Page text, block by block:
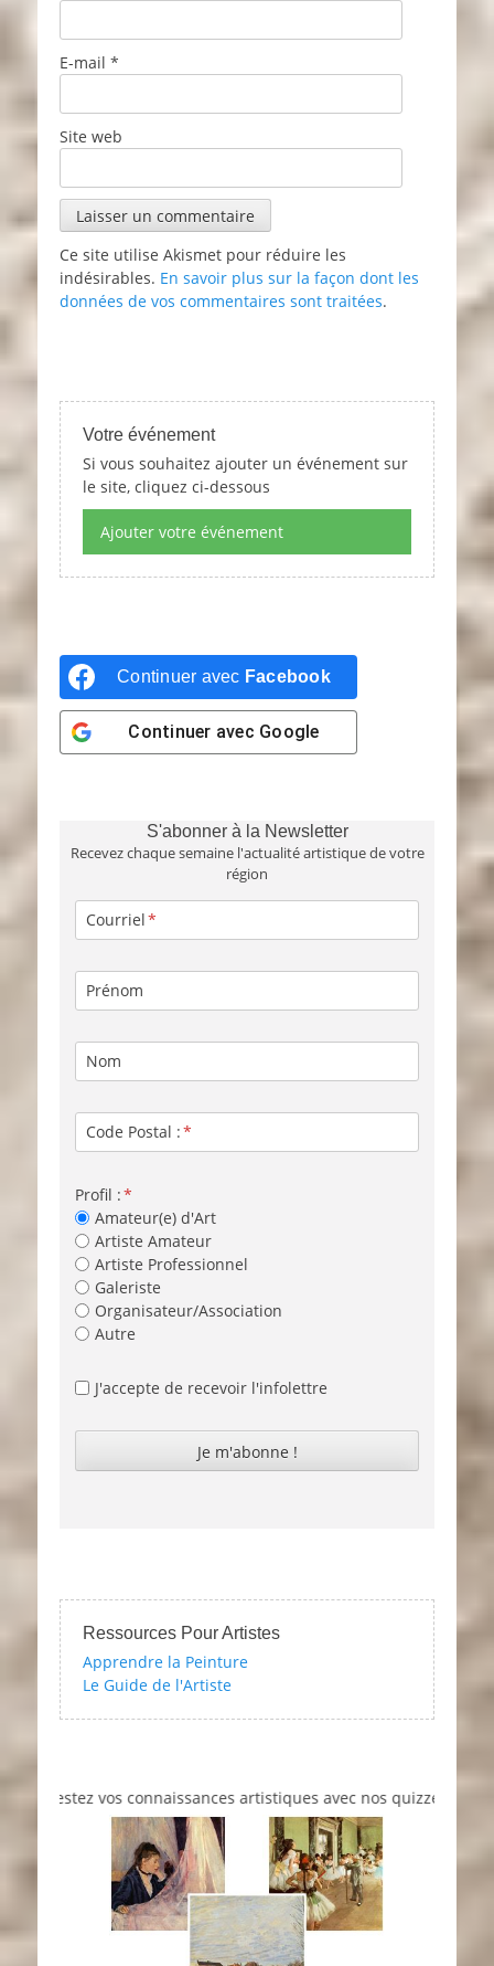
E-mail *
Site web
Ce site utilise Akismet pour réduire les
indésirables. En savoir plus sur la façon dont les
données de vos commentaires sont traitées.
Votre événement
Si vous souhaitez ajouter un événement sur
le site, cliquez ci-dessous
Ajouter votre événement
Continuer avec Facebook
Continuer avec Google
S'abonner à la Newsletter
Recevez chaque semaine l'actualité artistique de votre
région
Courriel
Prénom
Nom
Code Postal :
Profil :
Amateur(e) d'Art
Artiste Amateur
Artiste Professionnel
Galeriste
Organisateur/Association
Autre
J'accepte de recevoir l'infolettre
Ressources Pour Artistes
Apprendre la Peinture
Le Guide de l'Artiste
vos connaissances artistiques avec nos quizzes sur